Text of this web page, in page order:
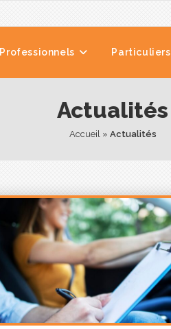
Professionnels Particuliers
Actualités
Accueil » Actualités